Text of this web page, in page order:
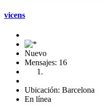
vicens
Nuevo
Mensajes: 16
Ubicación: Barcelona
En línea